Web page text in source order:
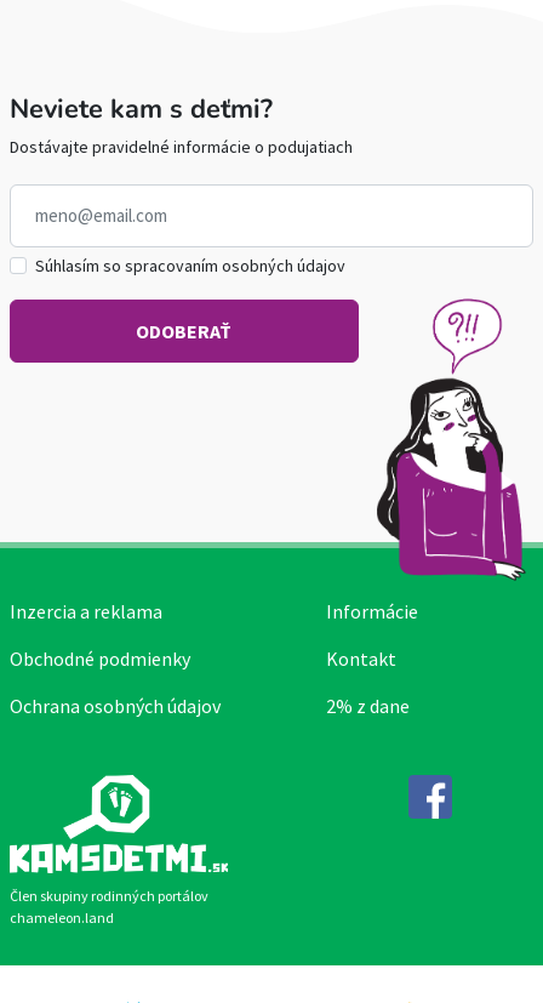
Neviete kam s deťmi?
Dostávajte pravidelné informácie o podujatiach
Súhlasím so spracovaním osobných údajov
Člen skupiny rodinných portálov
chameleon.land
Inzercia a reklama
Obchodné podmienky
Ochrana osobných údajov
Informácie
Kontakt
2% z dane